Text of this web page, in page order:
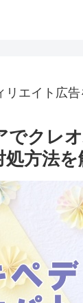
エイト広告
でクレ
方法を